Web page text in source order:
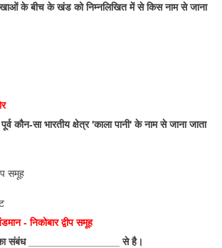
Grade 'C&D'
(J.E.)
(JHT)
के बीच के खंड को निम्नलिखित में से किस नाम से जाना
कौन-सा भारतीय क्षेत्र 'काला पानी' के नाम से जाना जाता
समूह
- निकोबार द्वीप समूह
का संबंध ________________ से है।